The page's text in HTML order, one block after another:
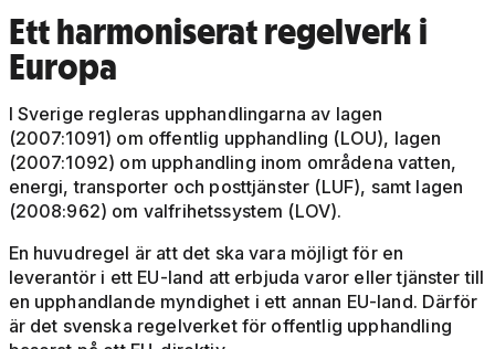
Ett harmoniserat regelverk i
Europa
I Sverige regleras upphandlingarna av lagen
(2007:1091) om offentlig upphandling (LOU), lagen
(2007:1092) om upphandling inom områdena vatten,
energi, transporter och posttjänster (LUF), samt lagen
(2008:962) om valfrihetssystem (LOV).
En huvudregel är att det ska vara möjligt för en
leverantör i ett EU-land att erbjuda varor eller tjänster till
en upphandlande myndighet i ett annan EU-land. Därför
är det svenska regelverket för offentlig upphandling